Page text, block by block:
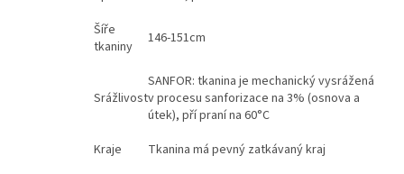
Šíře
tkaniny
146-151cm
Srážlivost
SANFOR: tkanina je mechanický vysrážená
v procesu sanforizace na 3% (osnova a
útek), pří praní na 60°C
Kraje
Tkanina má pevný zatkávaný kraj